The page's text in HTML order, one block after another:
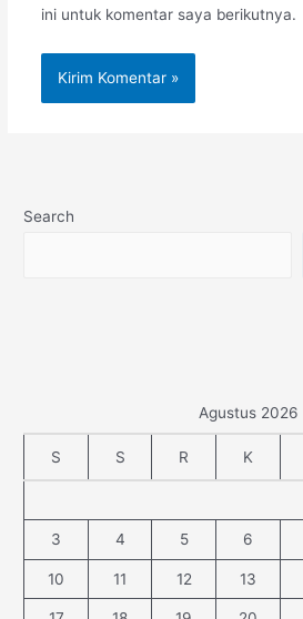
ini untuk komentar saya berikutnya.
Search
Agustus 2026
S S R K
3 4 5 6
10 11 12 13